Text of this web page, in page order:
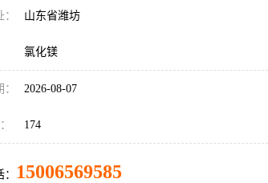
山东省潍坊
氯化镁
2026-08-07
174
15006569585